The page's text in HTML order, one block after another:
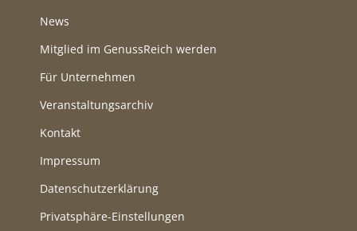
News
Mitglied im GenussReich werden
Für Unternehmen
Veranstaltungsarchiv
Kontakt
Impressum
Datenschutzerklärung
Privatsphäre-Einstellungen